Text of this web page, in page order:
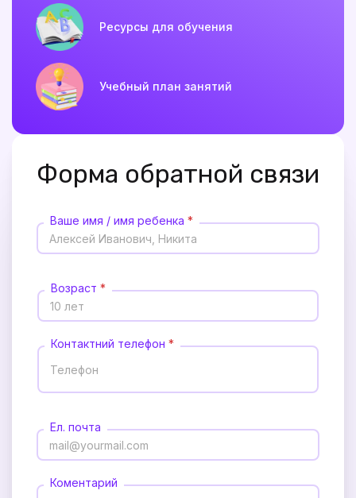
Ресурсы для обучения
Учебный план занятий
Форма обратной связи
Ваше имя / имя ребенка *
Возраст *
Контактний телефон *
Ел. почта
Коментарий